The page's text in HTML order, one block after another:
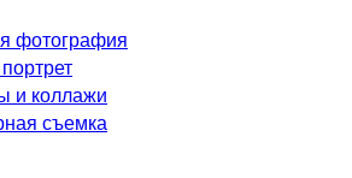
фотография
и коллажи
съемка